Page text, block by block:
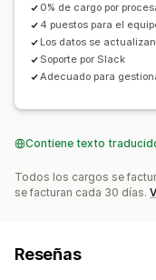
Protección contra el
Experiencia de afiliado
Paneles de control
Dominio
Pagos
Pagos de Cámara de
0% de cargo por
4 puestos para el
Los datos se
Soporte por Slack
Adecuado para
Contiene texto
Todos los cargos se
se facturan cada 30 días.
Reseñas